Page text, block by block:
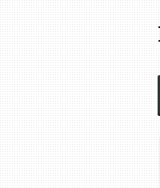
Ga
direct
naar
de
hoofdinhoud